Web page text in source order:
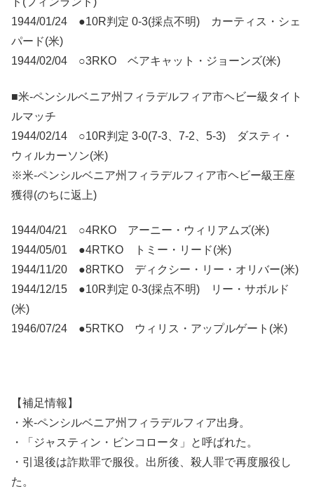
1944/01/24 ●10R判定 0-3(採点不明) カーティス・シェ
パード(米)
1944/02/04 ○3RKO ベアキャット・ジョーンズ(米)
■米-ペンシルベニア州フィラデルフィア市ヘビー級タイト
ルマッチ
1944/02/14 ○10R判定 3-0(7-3、7-2、5-3) ダスティ・
ウィルカーソン(米)
※米-ペンシルベニア州フィラデルフィア市ヘビー級王座
獲得(のちに返上)
1944/04/21 ○4RKO アーニー・ウィリアムズ(米)
1944/05/01 ●4RTKO トミー・リード(米)
1944/11/20 ●8RTKO ディクシー・リー・オリバー(米)
1944/12/15 ●10R判定 0-3(採点不明) リー・サボルド
(米)
1946/07/24 ●5RTKO ウィリス・アップルゲート(米)
【補足情報】
・米-ペンシルベニア州フィラデルフィア出身。
・「ジャスティン・ビンコロータ」と呼ばれた。
・引退後は詐欺罪で服役。出所後、殺人罪で再度服役し
た。